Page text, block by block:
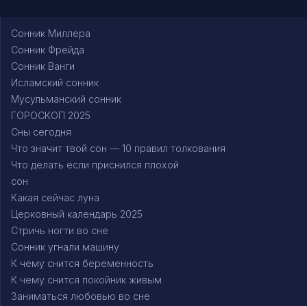
Сонник Миллера
Сонник Фрейда
Сонник Ванги
Исламский сонник
Мусульманский сонник
ГОРОСКОП 2025
Сны сегодня
Что значит твой сон — 10 правил толкования
Что делать если приснился плохой
сон
Какая сейчас луна
Церковный календарь 2025
Стричь ногти во сне
Сонник угнали машину
К чему снится беременность
К чему снится покойник живым
Заниматься любовью во сне